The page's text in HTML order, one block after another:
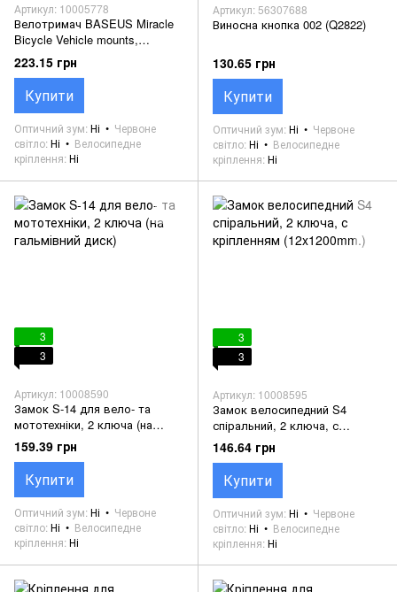
Артикул: 10005778
Велотримач BASEUS Miracle
Bicycle Vehicle mounts,
(SUMIR-BY01) black
223.15 грн
Купити
Оптичний зум Ні
Червоне
світло Ні
Велосипедне
кріплення Ні
Артикул: 56307688
Виносна кнопка 002 (Q2822)
130.65 грн
Купити
Оптичний зум Ні
Червоне
світло Ні
Велосипедне
кріплення Ні
3
3
Артикул: 10008590
Замок S-14 для вело- та
мототехніки, 2 ключа (на
гальмівний диск)
159.39 грн
Купити
Оптичний зум Ні
Червоне
світло Ні
Велосипедне
кріплення Ні
3
3
Артикул: 10008595
Замок велосипедний S4
спіральний, 2 ключа, с
кріпленням (12x1200mm.)
146.64 грн
Купити
Оптичний зум Ні
Червоне
світло Ні
Велосипедне
кріплення Ні